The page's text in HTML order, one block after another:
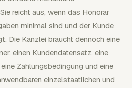
reicht aus, wenn das Honorar
minimal sind und der Kunde
Die Kanzlei braucht dennoch eine
einen Kundendatensatz, eine
Zahlungsbedingung und eine
einzelstaatlichen und